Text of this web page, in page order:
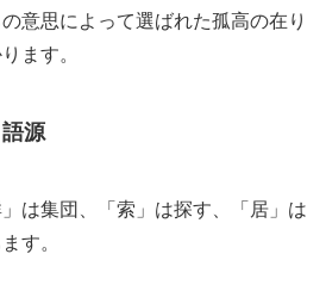
意思によって選ばれた孤高の在り
ます。
源
」は集団、「索」は探す、「居」は
す。